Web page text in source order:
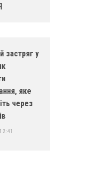
застряг у
яке
через